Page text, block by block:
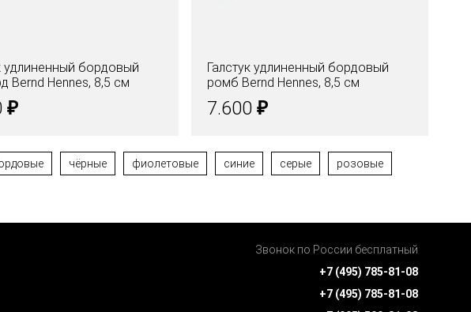
удлиненный бордовый
Bernd Hennes, 8,5 см
₽
Галстук удлиненный бордовый
ромб Bernd Hennes, 8,5 см
7.600 ₽
чёрные фиолетовые синие серые розовые
Звонок по России бесплатный
+7 (495) 785-81-08
+7 (495) 785-81-08